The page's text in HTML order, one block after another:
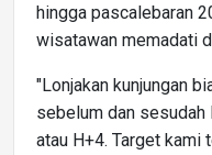
hingga pascalebaran
wisatawan memadati
"Lonjakan kunjungan
sebelum dan sesudah
atau H+4. Target kami